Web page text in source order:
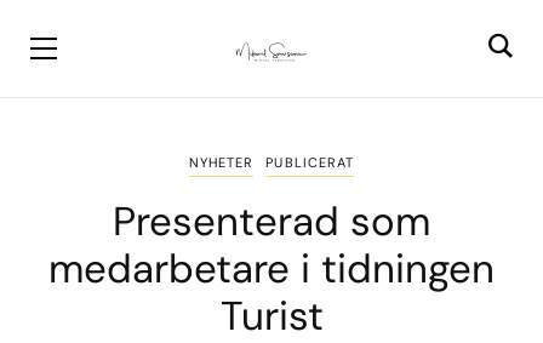
NYHETER PUBLICERAT
Presenterad som
medarbetare i tidningen
Turist